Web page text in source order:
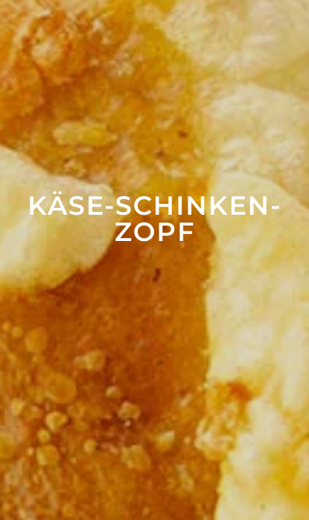
KÄSE-SCHINKEN-
ZOPF